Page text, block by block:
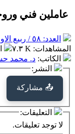
عاملين فني
العدد: ٥٨ / ربيع الاول / ١٤٣٥ هـ
المشاهدات: ٧.٣ K
الكاتب: د. محمد
النشر:
📤 مشاركة
التعليقات:
لا توجد تعليقات.